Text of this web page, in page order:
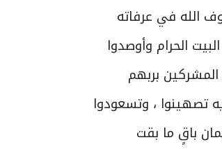
الله في عرفاته
الحرام وأوصدوا
بربهم
تصهينوا ، وتسعودوا
باقٍ ما بقت